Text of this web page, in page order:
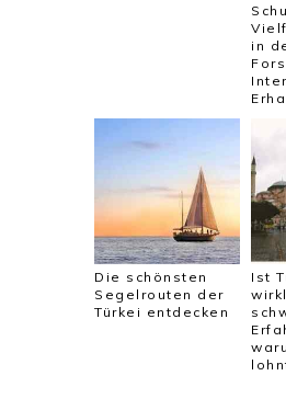
in
Die schönsten
Segelrouten der
Türkei entdecken
Ist